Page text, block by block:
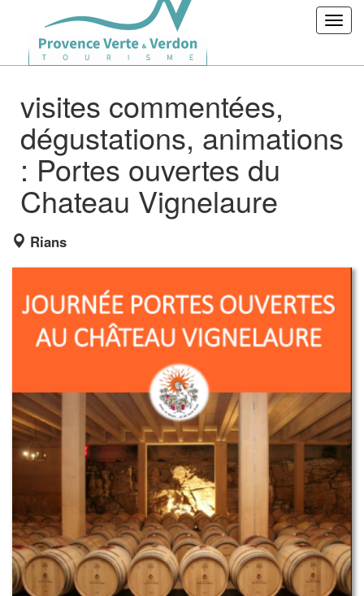
visites commentées,
dégustations, animations
: Portes ouvertes du
Chateau Vignelaure
Rians